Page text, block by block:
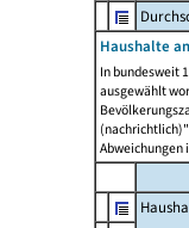
Haushalte
In bundesweit
ausgewählt
Abweichungen